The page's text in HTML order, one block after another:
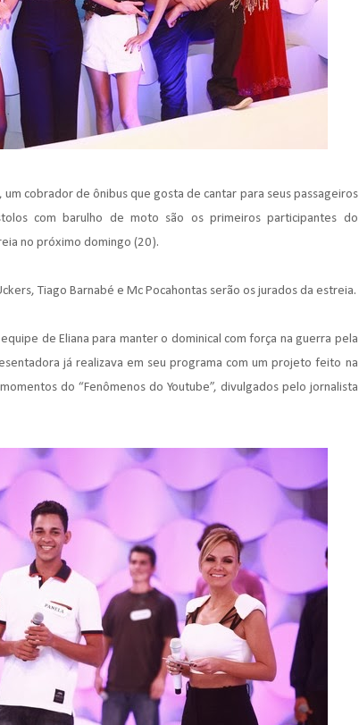
cobrador de ônibus que gosta de cantar para seus passageiros
com barulho de moto são os primeiros participantes do
no próximo domingo (20).
Tiago Barnabé e Mc Pocahontas serão os jurados da estreia.
de Eliana para manter o dominical com força na guerra pela
já realizava em seu programa com um projeto feito na
do “Fenômenos do Youtube”, divulgados pelo jornalista